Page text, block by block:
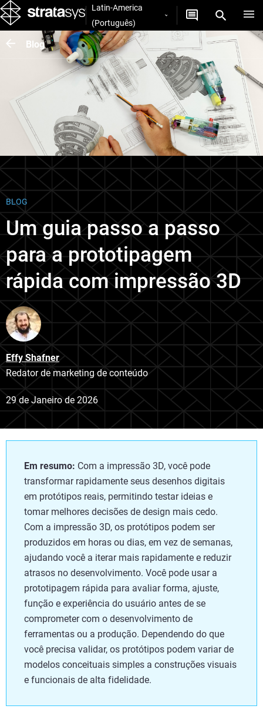
Latin-America
(Português)
Blog
BLOG
Um guia passo a passo
para a prototipagem
rápida com impressão 3D
Effy Shafner
Redator de marketing de conteúdo
29 de Janeiro de 2026
Em resumo: Com a impressão 3D, você pode
transformar rapidamente seus desenhos digitais
em protótipos reais, permitindo testar ideias e
tomar melhores decisões de design mais cedo.
Com a impressão 3D, os protótipos podem ser
produzidos em horas ou dias, em vez de semanas,
ajudando você a iterar mais rapidamente e reduzir
atrasos no desenvolvimento. Você pode usar a
prototipagem rápida para avaliar forma, ajuste,
função e experiência do usuário antes de se
comprometer com o desenvolvimento de
ferramentas ou a produção. Dependendo do que
você precisa validar, os protótipos podem variar de
modelos conceituais simples a construções visuais
e funcionais de alta fidelidade.